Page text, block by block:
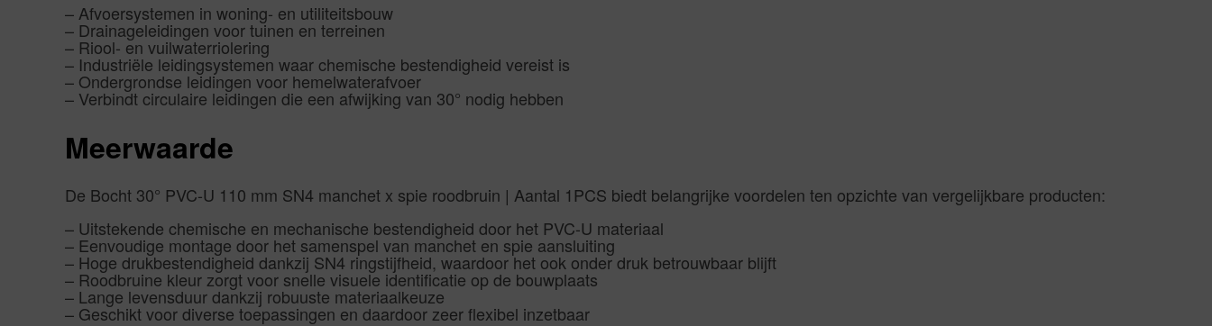
– Afvoersystemen in woning- en utiliteitsbouw
– Drainageleidingen voor tuinen en terreinen
– Riool- en vuilwaterriolering
– Industriële leidingsystemen waar chemische bestendigheid vereist is
– Ondergrondse leidingen voor hemelwaterafvoer
– Verbindt circulaire leidingen die een afwijking van 30° nodig hebben
Meerwaarde
De Bocht 30° PVC-U 110 mm SN4 manchet x spie roodbruin | Aantal 1PCS biedt belangrijke voordelen ten opzichte van vergelijkbare producten:
– Uitstekende chemische en mechanische bestendigheid door het PVC-U materiaal
– Eenvoudige montage door het samenspel van manchet en spie aansluiting
– Hoge drukbestendigheid dankzij SN4 ringstijfheid, waardoor het ook onder druk betrouwbaar blijft
– Roodbruine kleur zorgt voor snelle visuele identificatie op de bouwplaats
– Lange levensduur dankzij robuuste materiaalkeuze
– Geschikt voor diverse toepassingen en daardoor zeer flexibel inzetbaar